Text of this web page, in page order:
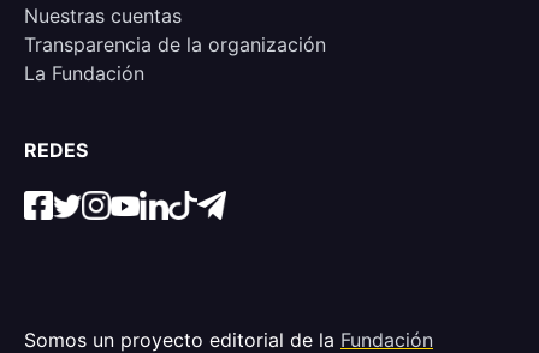
Nuestras cuentas
Transparencia de la organización
La Fundación
REDES
Somos un proyecto editorial de la Fundación